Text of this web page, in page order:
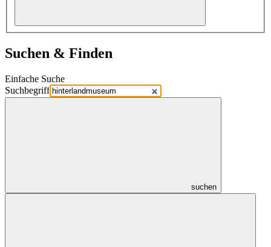
Suchen & Finden
Einfache Suche
Suchbegriff
suchen